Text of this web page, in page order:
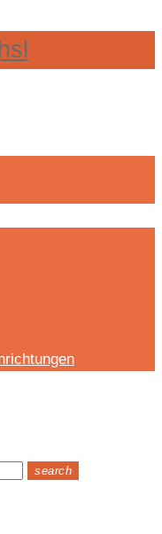
search